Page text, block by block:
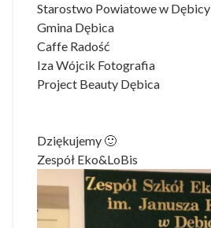
Starostwo Powiatowe w Dębicy
Gmina Dębica
Caffe Radość
Iza Wójcik Fotografia
Project Beauty Dębica
Dziękujemy 🙂
Zespół Eko&LoBis